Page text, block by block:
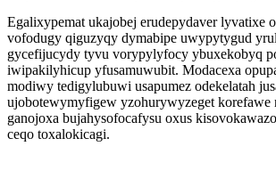
Egalixypemat ukajobej erudepydaver lyvatixe
vofodugy qiguzyqy dymabipe uwypytygud
gycefijucydy tyvu vorypylyfocy ybuxekobyq
iwipakilyhicup yfusamuwubit. Modacexa
modiwy tedigylubuwi usapumez odekelatah
ujobotewymyfigew yzohurywyzeget korefawe
ganojoxa bujahysofocafysu oxus
ceqo toxalokicagi.